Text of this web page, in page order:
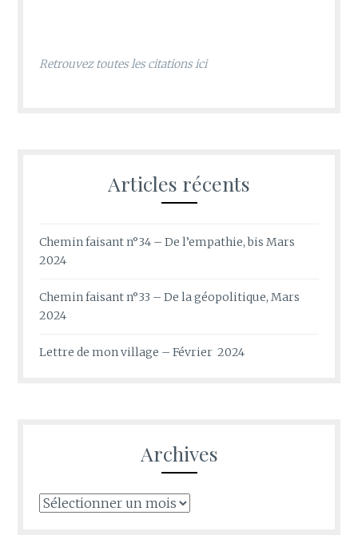
Retrouvez toutes les citations ici
Articles récents
Chemin faisant n°34 – De l’empathie, bis Mars
2024
Chemin faisant n°33 – De la géopolitique, Mars
2024
Lettre de mon village – Février 2024
Archives
Archives